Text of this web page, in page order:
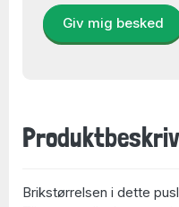
Giv mig besked
Brikstørrelsen i dette